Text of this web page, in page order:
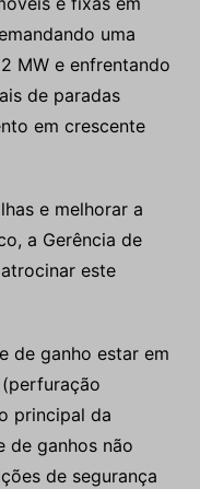
uma
MW e enfrentando
de paradas
em crescente
e melhorar a
a Gerência de
este
de ganho estar em
principal da
de ganhos não
de segurança